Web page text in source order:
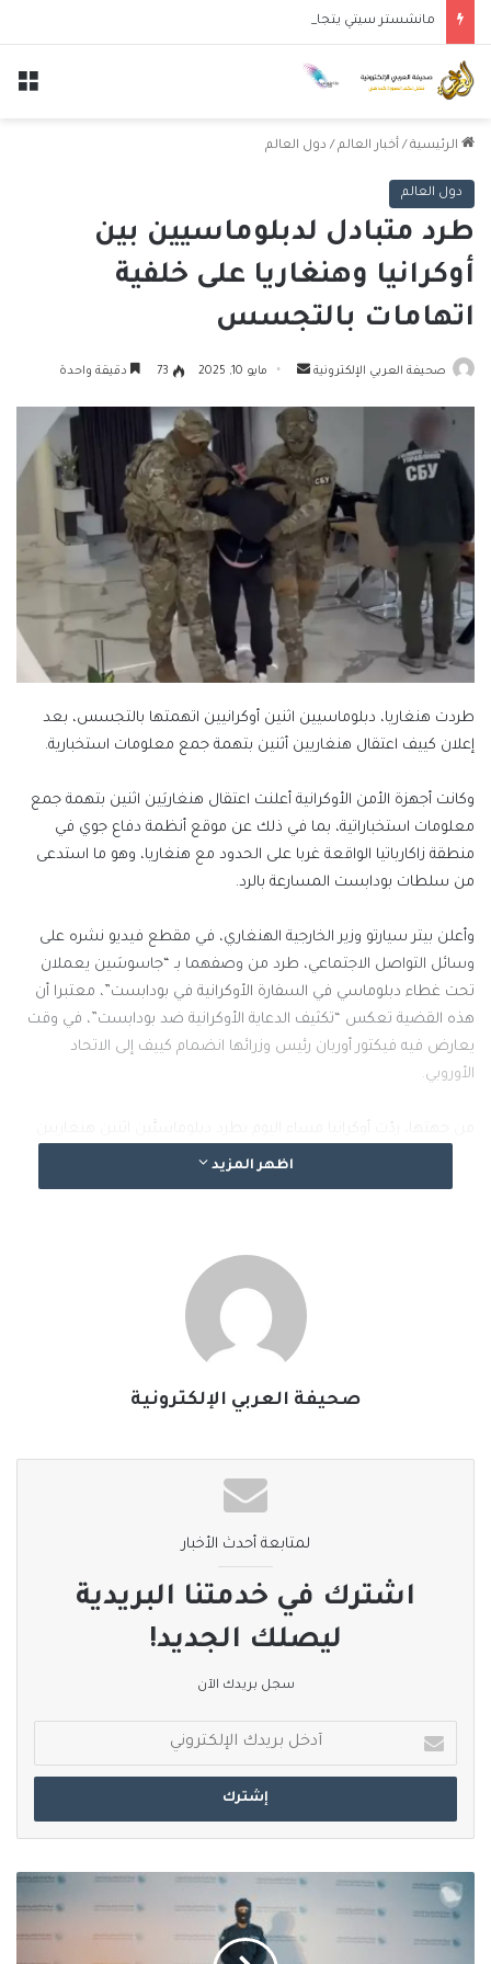
الرئيسية / أخبار العالم / دول العالم
دول العالم
طرد متبادل لدبلوماسيين بين
أوكرانيا وهنغاريا على خلفية
اتهامات بالتجسس
صحيفة العربي الإلكترونية
أرسل
إلكترونيا
مايو 10, 2025 73 دقيقة واحدة
طردت هنغاريا، دبلوماسيين اثنين أوكرانيين اتهمتها بالتجسس، بعد
إعلان كييف اعتقال هنغاريين أثنين بتهمة جمع معلومات استخبارية.
وكانت أجهزة الأمن الأوكرانية أعلنت اعتقال هنغاريَين اثنين بتهمة جمع
معلومات استخباراتية، بما في ذلك عن موقع أنظمة دفاع جوي في
منطقة زاكارباتيا الواقعة غربا على الحدود مع هنغاريا، وهو ما استدعى
من سلطات بودابست المسارعة بالرد.
وأعلن بيتر سيارتو وزير الخارجية الهنغاري، في مقطع فيديو نشره على
وسائل التواصل الاجتماعي، طرد من وصفهما بـ “جاسوسَين يعملان
تحت غطاء دبلوماسي في السفارة الأوكرانية في بودابست”، معتبرا أن
هذه القضية تعكس “تكثيف الدعاية الأوكرانية ضد بودابست”، في وقت
يعارض فيه فيكتور أوربان رئيس وزرائها انضمام كييف إلى الاتحاد
الأوروبي.
من أراضيها ردا على ذلك، حيث أفاد جهاز الأمن الأوكراني، في بيان، بأنه
“للمرة الأولى في تاريخ أوكرانيا، كشف جهاز الأمن عن شبكة استخبارات
وشهدت العلاقات بين كييف وبودابست توترا كبيرا منذ وقوف فيكتور
أوربان رئيس وزراء هنغاريا علانية بجانب موسكو إثر إطلاق عمليتها
العسكرية في الأراضي الأوكرانية قبل ثلاث سنوات.
اظهر المزيد
صحيفة العربي الإلكترونية
لمتابعة أحدث الأخبار
اشترك في خدمتنا البريدية
ليصلك الجديد!
سجل بريدك الآن
بريدك
الإلكتروني
إحباط
محاولة
40